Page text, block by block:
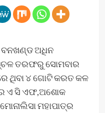
ବନଖଣ୍ଡ ଅଧିନ
ତରଫରୁ ସୋମବାର
ଥିବା ୪ ଗୋଟି କରତ କଳ
ଏ ସି ଏଫ,ଅଶୋକ
ମହାପାତ୍ର